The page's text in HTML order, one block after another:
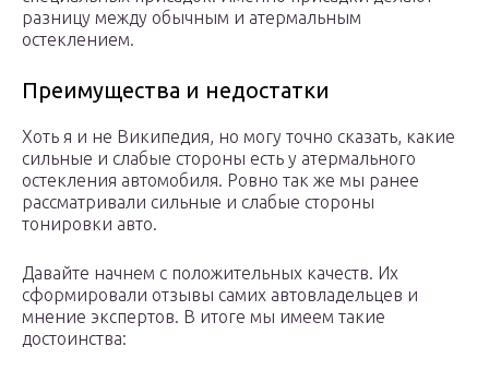
разницу между обычным и атермальным
остеклением.
Преимущества и недостатки
Хоть я и не Википедия, но могу точно сказать, какие
сильные и слабые стороны есть у атермального
остекления автомобиля. Ровно так же мы ранее
рассматривали сильные и слабые стороны
тонировки авто.
Давайте начнем с положительных качеств. Их
сформировали отзывы самих автовладельцев и
мнение экспертов. В итоге мы имеем такие
достоинства: